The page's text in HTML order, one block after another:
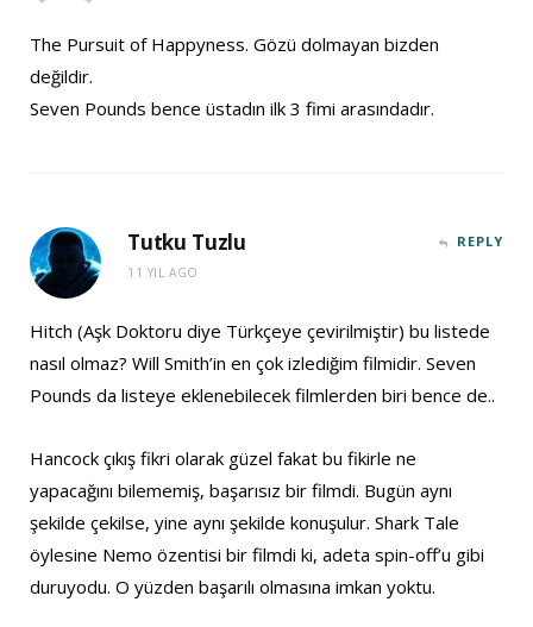
The Pursuit of Happyness. Gözü dolmayan bizden
değildir.
Seven Pounds bence üstadın ilk 3 fimi arasındadır.
Tutku Tuzlu
11 YIL AGO
REPLY
Hitch (Aşk Doktoru diye Türkçeye çevirilmiştir) bu listede
nasıl olmaz? Will Smith’in en çok izlediğim filmidir. Seven
Pounds da listeye eklenebilecek filmlerden biri bence de..
Hancock çıkış fikri olarak güzel fakat bu fikirle ne
yapacağını bilememiş, başarısız bir filmdi. Bugün aynı
şekilde çekilse, yine aynı şekilde konuşulur. Shark Tale
öylesine Nemo özentisi bir filmdi ki, adeta spin-off’u gibi
duruyodu. O yüzden başarılı olmasına imkan yoktu.